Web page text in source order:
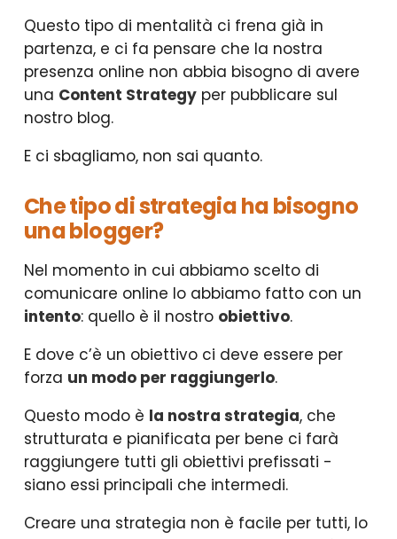
Questo tipo di mentalità ci frena già in
partenza, e ci fa pensare che la nostra
presenza online non abbia bisogno di avere
una Content Strategyper pubblicare sul
nostro blog.
E ci sbagliamo, non sai quanto.
Che tipo di strategia ha bisogno
una blogger?
Nel momento in cui abbiamo scelto di
comunicare online lo abbiamo fatto con un
intento: quello è il nostro obiettivo.
E dove c’è un obiettivo ci deve essere per
forza un modo per raggiungerlo.
Questo modo è la nostra strategia, che
strutturata e pianificata per bene ci farà
raggiungere tutti gli obiettivi prefissati -
siano essi principali che intermedi.
Creare una strategia non è facile per tutti, lo